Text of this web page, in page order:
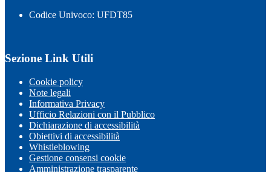
Codice Univoco: UFDT85
Sezione Link Utili
Cookie policy
Note legali
Informativa Privacy
Ufficio Relazioni con il Pubblico
Dichiarazione di accessibilità
Obiettivi di accessibilità
Whistleblowing
Gestione consensi cookie
Amministrazione trasparente